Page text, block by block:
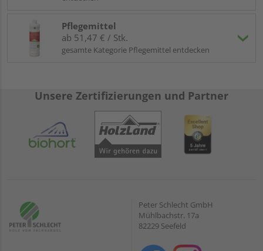
Pflegemittel
ab 51,47 € / Stk.
gesamte Kategorie Pflegemittel entdecken
Unsere Zertifizierungen und Partner
Peter Schlecht GmbH
Mühlbachstr. 17a
82229 Seefeld